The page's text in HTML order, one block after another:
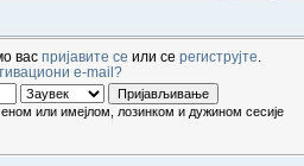
вас пријавите се или се региструјте
e-mail?
или имејлом, лозинком и дужином сесије